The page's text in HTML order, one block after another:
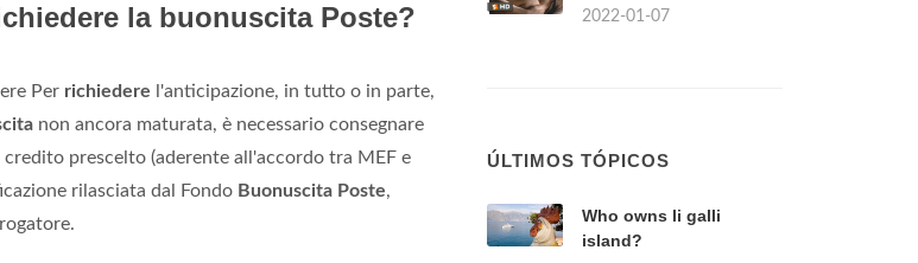
la buonuscita Poste?
Per richiedere l'anticipazione, in tutto o in parte,
non ancora maturata, è necessario consegnare
prescelto (aderente all'accordo tra MEF e
rilasciata dal Fondo Buonuscita Poste,
2022-01-07
ÚLTIMOS TÓPICOS
Who owns li galli
island?